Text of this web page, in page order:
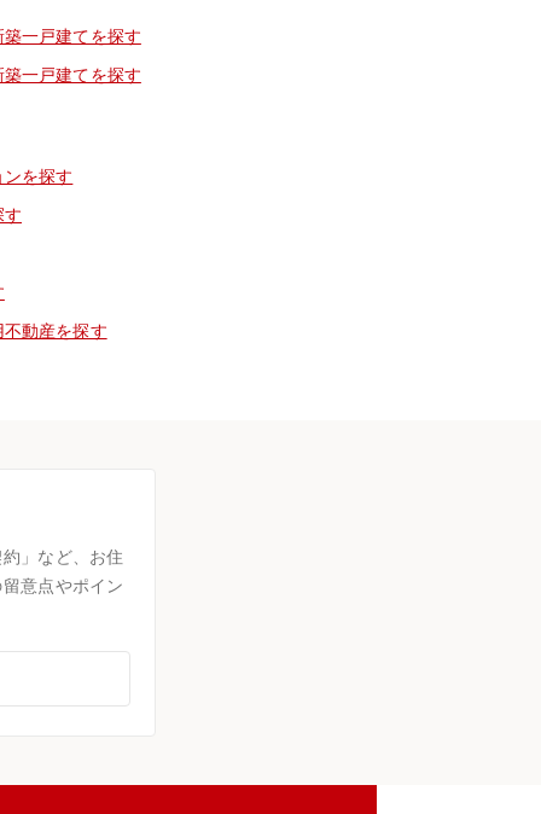
一戸建てを探す
一戸建てを探す
を探す
す
動産を探す
」など、お住
意点やポイン